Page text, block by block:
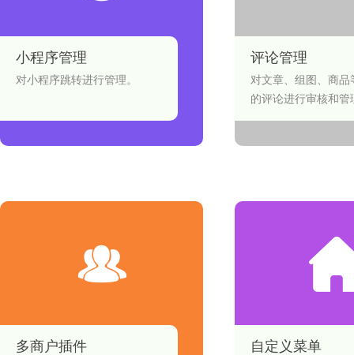
小程序管理
对小程序跳转进行管理。
评论管理
对文章、组图、商品
的评论进行审核和管
多商户插件 自定义菜单